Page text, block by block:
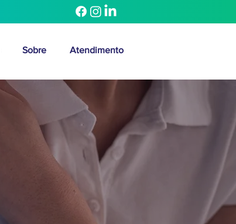
Sobre Atendimento